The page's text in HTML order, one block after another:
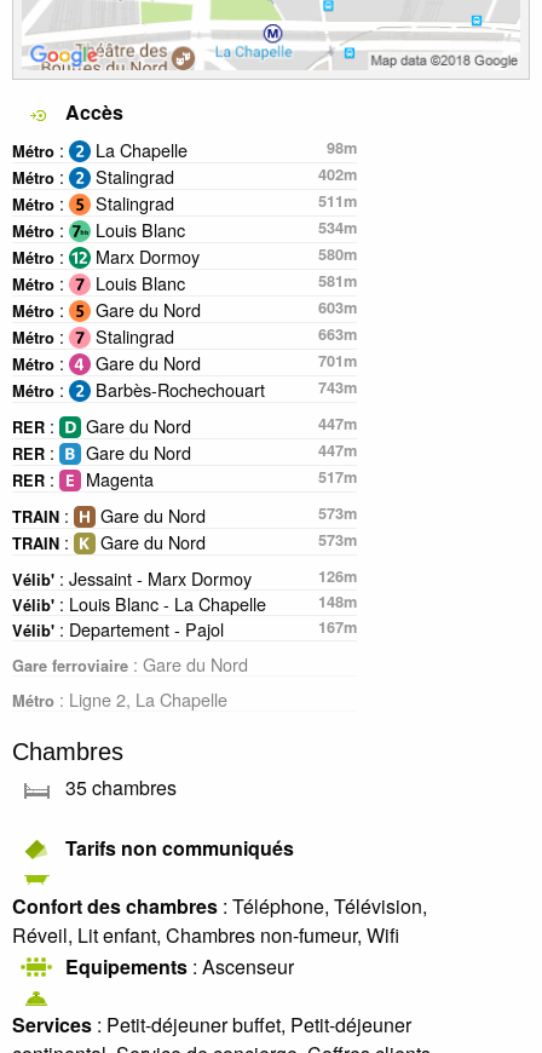
Accès
Métro : La Chapelle
98m
Métro : Stalingrad
402m
Métro : Stalingrad
511m
Métro : Louis Blanc
534m
Métro : Marx Dormoy
580m
Métro : Louis Blanc
581m
Métro : Gare du Nord
603m
Métro : Stalingrad
663m
Métro : Gare du Nord
701m
Métro : Barbès-Rochechouart
743m
RER : Gare du Nord
447m
RER : Gare du Nord
447m
RER : Magenta
517m
TRAIN : Gare du Nord
573m
TRAIN : Gare du Nord
573m
Vélib' : Jessaint - Marx Dormoy
126m
Vélib' : Louis Blanc - La Chapelle
148m
Vélib' : Departement - Pajol
167m
Gare ferroviaire : Gare du Nord
Métro : Ligne 2, La Chapelle
Chambres
35 chambres
Tarifs non communiqués
Confort des chambres : Téléphone, Télévision,
Réveil, Lit enfant, Chambres non-fumeur, Wifi
Equipements : Ascenseur
Services : Petit-déjeuner buffet, Petit-déjeuner